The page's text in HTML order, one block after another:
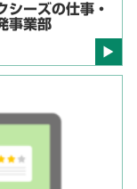
シーズの仕事・
事業部